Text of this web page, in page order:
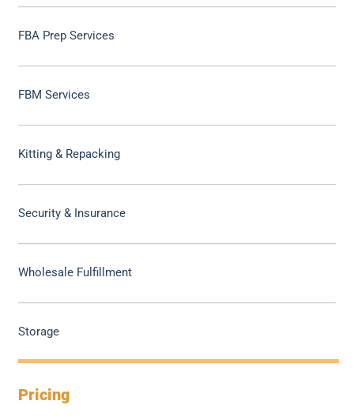
FBA Prep Services
FBM Services
Kitting & Repacking
Security & Insurance
Wholesale Fulfillment
Storage
Pricing